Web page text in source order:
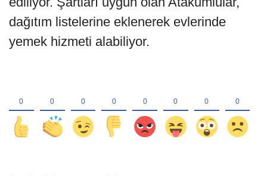
dağıtım listelerine eklenerek evlerinde
yemek hizmeti alabiliyor.